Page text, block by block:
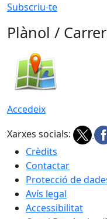
Subscriu-te
Plànol /
Accedeix
Xarxes socials:
Crèdits
Contactar
Protecció de
Avís legal
Accessibilitat